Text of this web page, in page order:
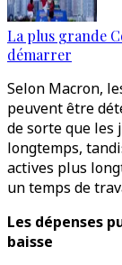
La plus grande
démarrer
Selon Macron,
peuvent être
de sorte que
longtemps,
actives plus
un temps de
Les dépenses
baisse